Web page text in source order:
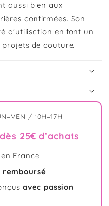
aussi bien aux
confirmées. Son
d'utilisation en font un
de couture.
/ 10H–17H
25€ d’achats
en France
avec passion